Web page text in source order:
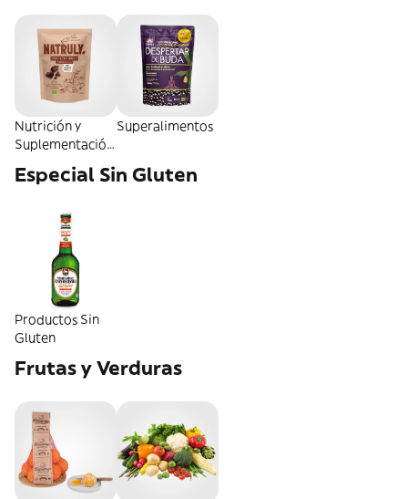
Nutrición y
Suplementación
Deportiva
Superalimentos
Especial Sin Gluten
Productos Sin
Gluten
Frutas y Verduras